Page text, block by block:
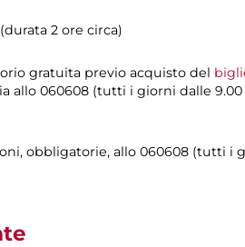
2 ore circa)
gratuita previo acquisto del
allo 060608 (tutti i giorni dalle 9.00
obbligatorie, allo 060608 (tutti i